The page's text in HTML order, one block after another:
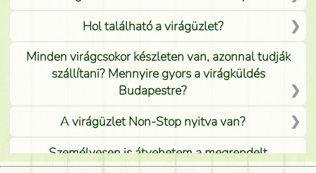
Hol található a virágüzlet?
Minden virágcsokor készleten van, azonnal tudják
szállítani? Mennyire gyors a virágküldés
Budapestre?
A virágüzlet Non-Stop nyitva van?
Személyesen is átvehetem a megrendelt
virágcsokrot, vagy csak virágküldéssel, kiszállítással